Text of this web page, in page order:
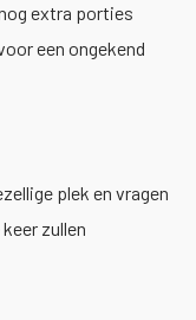
extra porties
een ongekend
plek en vragen
zullen